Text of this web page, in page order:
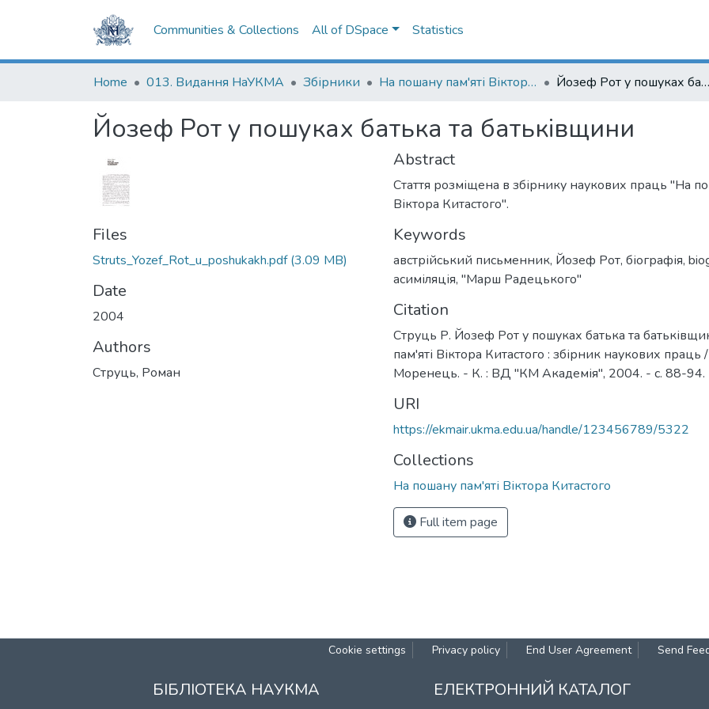
Communities & Collections All of DSpace Statistics
Home 013. Видання НаУКМА Збірники На пошану пам'яті Віктора Китастого Йозеф Рот у пошуках батька та батьківщини
Йозеф Рот у пошуках батька та батьківщини
Files
Struts_Yozef_Rot_u_poshukakh.pdf(3.09 MB)
Date
2004
Authors
Струць, Роман
Abstract
Стаття розміщена в збірнику наукових праць "На
Віктора Китастого".
Keywords
австрійський письменник, Йозеф Рот, біографія,
асиміляція, "Марш Радецького"
Citation
Струць Р. Йозеф Рот у пошуках батька та
пам'яті Віктора Китастого : збірник наукових праць
Моренець. - К. : ВД "КМ Академія", 2004. - c. 88-94.
URI
https://ekmair.ukma.edu.ua/handle/123456789/5322
Collections
На пошану пам'яті Віктора Китастого
Full item page
Cookie settings Privacy policy End User Agreement Send
БІБЛІОТЕКА НАУКМА ЕЛЕКТРОННИЙ КАТАЛОГ